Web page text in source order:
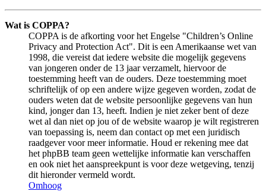
Wat is COPPA?
COPPA is de afkorting voor het Engelse "Children’s Online
Privacy and Protection Act". Dit is een Amerikaanse wet van
1998, die vereist dat iedere website die mogelijk gegevens
van jongeren onder de 13 jaar verzamelt, hiervoor de
toestemming heeft van de ouders. Deze toestemming moet
schriftelijk of op een andere wijze gegeven worden, zodat de
ouders weten dat de website persoonlijke gegevens van hun
kind, jonger dan 13, heeft. Indien je niet zeker bent of deze
wet al dan niet op jou of de website waarop je wilt registreren
van toepassing is, neem dan contact op met een juridisch
raadgever voor meer informatie. Houd er rekening mee dat
het phpBB team geen wettelijke informatie kan verschaffen
en ook niet het aanspreekpunt is voor deze wetgeving, tenzij
dit hieronder vermeld wordt.
Omhoog